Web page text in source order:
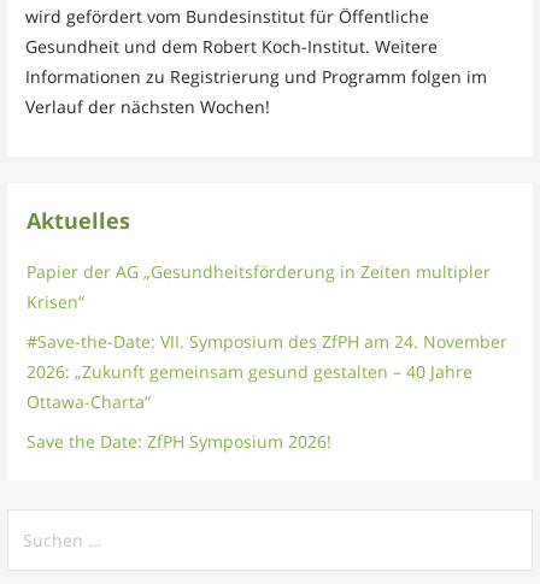
wird gefördert vom Bundesinstitut für Öffentliche
Gesundheit und dem Robert Koch-Institut. Weitere
Informationen zu Registrierung und Programm folgen im
Verlauf der nächsten Wochen!
Aktuelles
Papier der AG „Gesundheitsförderung in Zeiten multipler
Krisen“
#Save-the-Date: VII. Symposium des ZfPH am 24. November
2026: „Zukunft gemeinsam gesund gestalten – 40 Jahre
Ottawa-Charta“
Save the Date: ZfPH Symposium 2026!
nach: